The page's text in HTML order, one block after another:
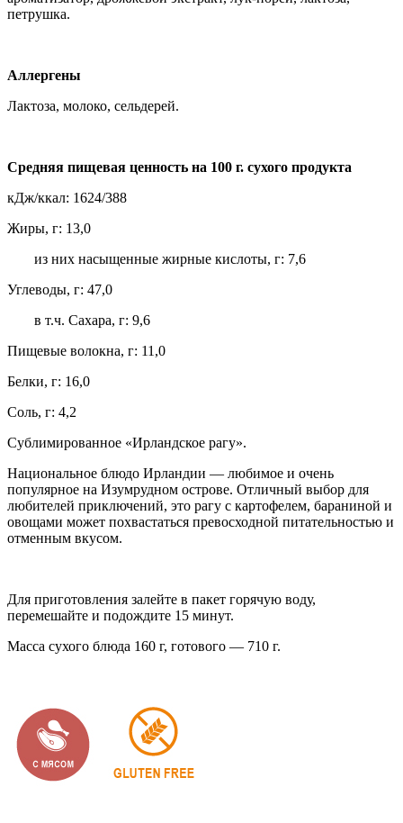
петрушка.
Аллергены
Лактоза, молоко, сельдерей.
Средняя пищевая ценность на 100 г. сухого продукта
кДж/ккал: 1624/388
Жиры, г: 13,0
из них насыщенные жирные кислоты, г: 7,6
Углеводы, г: 47,0
в т.ч. Сахара, г: 9,6
Пищевые волокна, г: 11,0
Белки, г: 16,0
Соль, г: 4,2
Сублимированное «Ирландское рагу».
Национальное блюдо Ирландии — любимое и очень
популярное на Изумрудном острове. Отличный выбор для
любителей приключений, это рагу с картофелем, бараниной и
овощами может похвастаться превосходной питательностью и
отменным вкусом.
Для приготовления залейте в пакет горячую воду,
перемешайте и подождите 15 минут.
Масса сухого блюда 160 г, готового — 710 г.